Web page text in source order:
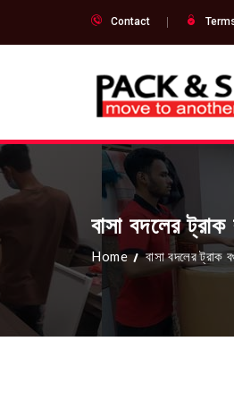
Contact
বাসা বদলের
Home বাসা বদলের ট্রাক